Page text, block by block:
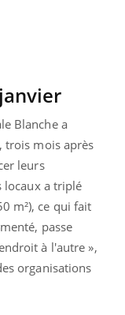
Blanche a
trois mois après
leurs
locaux a triplé
m²), ce qui fait
passe
à l'autre »,
organisations